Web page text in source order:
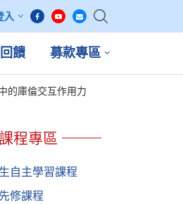
入
饋 募款專區
的庫倫交互作用力
程專區
自主學習課程
修課程